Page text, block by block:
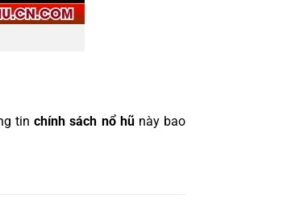
tinchính sách nổ hũnày bao